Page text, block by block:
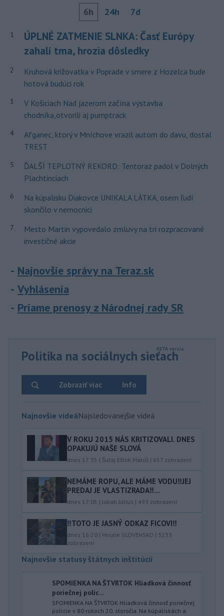
6h 24h 7d
1
ÚPLNÉ ZATMENIE SLNKA: Časť Európy
zahalí tma, hrozia dôsledky
2
Kruhová križovatka v Poprade v smere z Hozelca bude
hotová budúci rok
3
V Košiciach Nad jazerom začína výstavba
chodníka,otvorili aj pumptrack
4
Afganec, ktorý v Mníchove vrazil autom do davu, dostal
TREST
5
ĎALŠÍ TEPLOTNÝ REKORD: Tentoraz padol v Dolných
Plachtinciach
6
Na kúpalisku Diakovce UNIKALA LÁTKA, osem ľudí
skončilo v nemocnici
7
Mesto Martin vypovedalo zmluvy na tri rozpracované
investičné akcie
Najnovšie správy na Teraz.sk
Vyhlásenia
Priame prenosy z Národnej rady SR
Politika na sociálnych sieťach
Info
Zobraziť viac
Najnovšie videáNajsledovanejšie videá
V ROKU 2015 NÁS KRITIZOVALI. DNES
OPAKUJÚ NAŠE SLOVÁ
dnes 17:35 | Šutaj Eštok Matúš | 657 zobrazení
NEMÁME ROPU, ALE MÁME VODU‼️JEJ
PREDAJ JE VLASTIZRADA‼️...
dnes 17:05 | Jakab Július | 493 zobrazení
‼️TOTO JE JASNÝ ODKAZ FICOVI‼️
dnes 16:20 | Hnutie SLOVENSKO | 3233
zobrazení
Najnovšie statusy štátnych inštitúcií
SPOMIENKA NA ŠTVRTOK Hliadková činnosť
poriečnej políc...
SPOMIENKA NA ŠTVRTOK Hliadková činnosť poriečnej
polície v 80 rokoch 20. storočia. Na kúpaliskách a